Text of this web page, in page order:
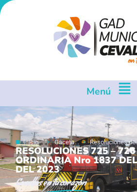
Menú
Inicio Gaceta Resoluciones
RESOLUCIONES 725 –
ORDINARIA Nro 1837
DEL 2023
Cevallosen tu corazón